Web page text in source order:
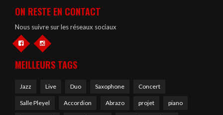
ON RESTE EN CONTACT
Nous suivre sur les réseaux sociaux
MEILLEURS TAGS
Jazz Live Duo Saxophone Concert
Salle Pleyel Accordion Abrazo projet piano